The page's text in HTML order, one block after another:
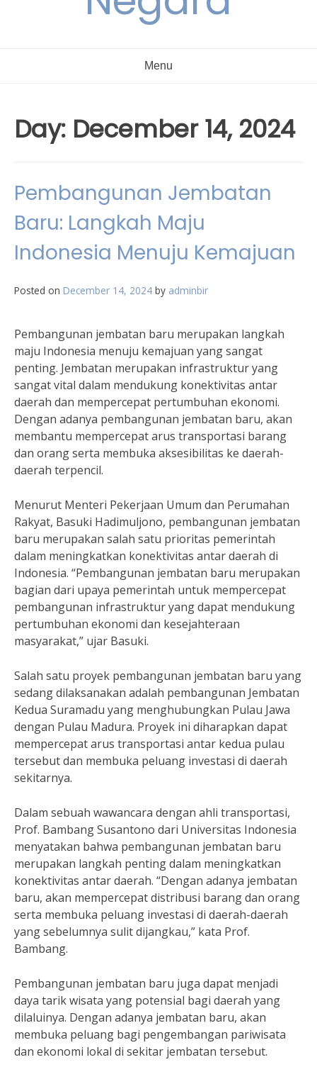
Menu
Day: December 14, 2024
Pembangunan Jembatan
Baru: Langkah Maju
Indonesia Menuju Kemajuan
Posted on December 14, 2024 by adminbir
Pembangunan jembatan baru merupakan langkah
maju Indonesia menuju kemajuan yang sangat
penting. Jembatan merupakan infrastruktur yang
sangat vital dalam mendukung konektivitas antar
daerah dan mempercepat pertumbuhan ekonomi.
Dengan adanya pembangunan jembatan baru, akan
membantu mempercepat arus transportasi barang
dan orang serta membuka aksesibilitas ke daerah-
daerah terpencil.
Menurut Menteri Pekerjaan Umum dan Perumahan
Rakyat, Basuki Hadimuljono, pembangunan jembatan
baru merupakan salah satu prioritas pemerintah
dalam meningkatkan konektivitas antar daerah di
Indonesia. “Pembangunan jembatan baru merupakan
bagian dari upaya pemerintah untuk mempercepat
pembangunan infrastruktur yang dapat mendukung
pertumbuhan ekonomi dan kesejahteraan
masyarakat,” ujar Basuki.
Salah satu proyek pembangunan jembatan baru yang
sedang dilaksanakan adalah pembangunan Jembatan
Kedua Suramadu yang menghubungkan Pulau Jawa
dengan Pulau Madura. Proyek ini diharapkan dapat
mempercepat arus transportasi antar kedua pulau
tersebut dan membuka peluang investasi di daerah
sekitarnya.
Dalam sebuah wawancara dengan ahli transportasi,
Prof. Bambang Susantono dari Universitas Indonesia
menyatakan bahwa pembangunan jembatan baru
merupakan langkah penting dalam meningkatkan
konektivitas antar daerah. “Dengan adanya jembatan
baru, akan mempercepat distribusi barang dan orang
serta membuka peluang investasi di daerah-daerah
yang sebelumnya sulit dijangkau,” kata Prof.
Bambang.
Pembangunan jembatan baru juga dapat menjadi
daya tarik wisata yang potensial bagi daerah yang
dilaluinya. Dengan adanya jembatan baru, akan
membuka peluang bagi pengembangan pariwisata
dan ekonomi lokal di sekitar jembatan tersebut.